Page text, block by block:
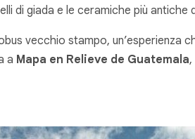
di giada e le ceramiche più antiche
vecchio stampo, un’esperienza
a Mapa en Relieve de Guatemala,